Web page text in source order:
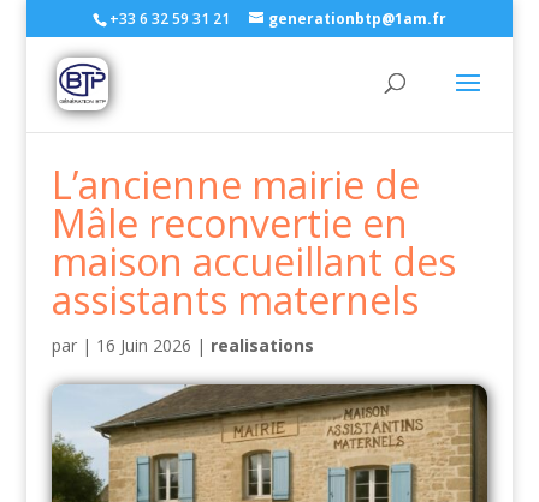
+33 6 32 59 31 21 generationbtp@1am.fr
L’ancienne mairie de
Mâle reconvertie en
maison accueillant des
assistants maternels
par | 16 Juin 2026 | realisations